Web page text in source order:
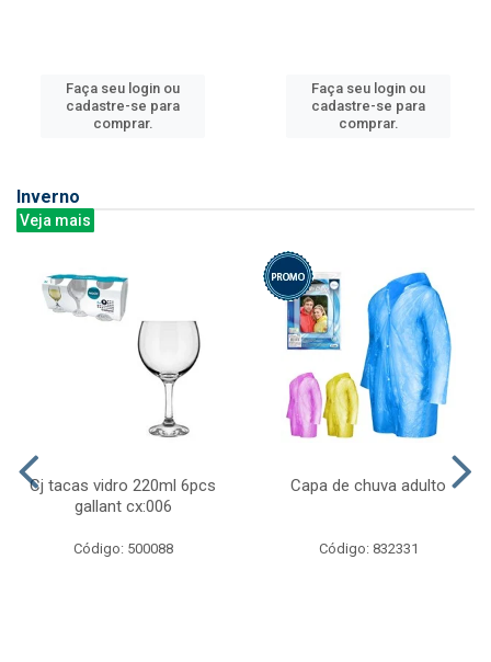
Faça seu login ou
cadastre-se para
comprar.
Faça seu login ou
cadastre-se para
comprar.
Inverno
Veja mais
Cj tacas vidro 220ml 6pcs
gallant cx:006
Código: 500088
Capa de chuva adulto
Código: 832331